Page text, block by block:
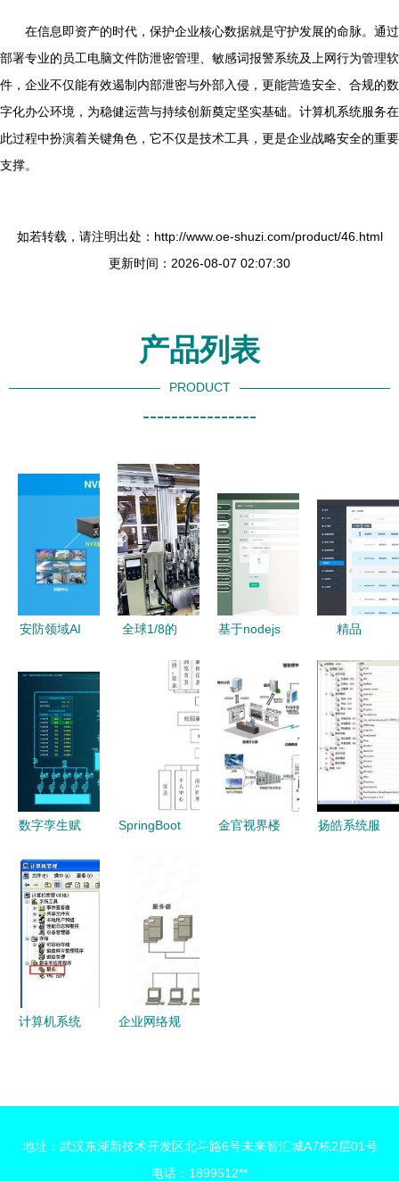
在信息即资产的时代，保护企业核心数据就是守护发展的命脉。通过
部署专业的员工电脑文件防泄密管理、敏感词报警系统及上网行为管理软
件，企业不仅能有效遏制内部泄密与外部入侵，更能营造安全、合规的数
字化办公环境，为稳健运营与持续创新奠定坚实基础。计算机系统服务在
此过程中扮演着关键角色，它不仅是技术工具，更是企业战略安全的重要
支撑。
如若转载，请注明出处：http://www.oe-shuzi.com/product/46.html
更新时间：2026-08-07 02:07:30
产品列表
PRODUCT
----------------
安防领域AI
服务发展技
术展望
全球1/8的
出自这里
联想最大制
实现日处理
5000笔订
基于nodejs
品的进销存
系统 计算
机毕业设计
精品
商品服务系
统 疫情下
的微服务分
布式购物商
城设计与实
现
数字孪生赋
慧污水厂
Web3D可
视化系统
SpringBoot
计与实现
——计算机
系统服务视
角
金官视界楼
扬皓系统服
计算机系统
企业网络规
地址：武汉东湖新技术开发区北斗路6号未来智汇城A7栋2层01号
电话：1899512**